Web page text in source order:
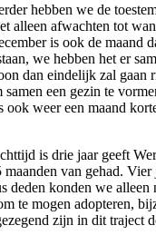
hebben we de
alleen afwachten tot
is ook de maand
we hebben het er
dan eindelijk zal gaan
samen een gezin te
ook weer een maand
is drie jaar geeft
van gehad.
deden konden we alleen
te mogen adopteren,
zijn in dit traject